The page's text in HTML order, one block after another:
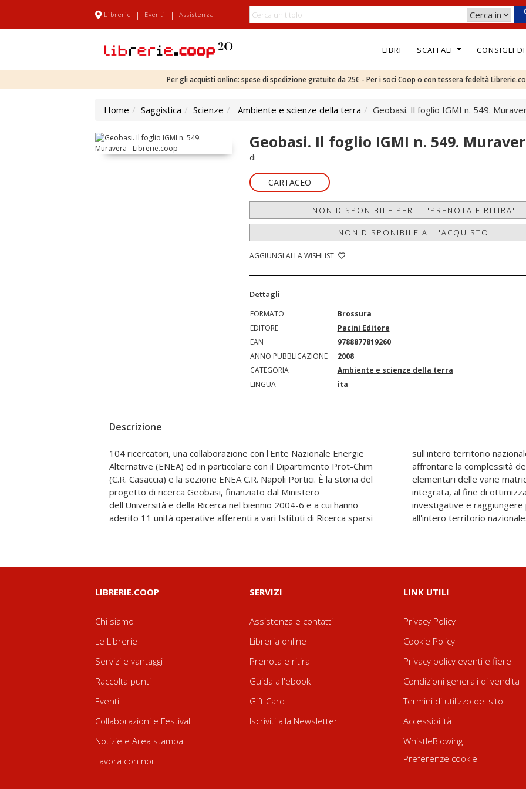
Librerie | Eventi | Assistenza
LIBRI SCAFFALI CONSIGLI
Per gli acquisti online: spese di spedizione gratuite da 25€ - Per i soci Coop o con tessera fedeltà
Home Saggistica Scienze Ambiente e scienze della terra Geobasi. Il foglio IGMI n. 549.
Geobasi. Il foglio IGMI n. 549.
di
CARTACEO
NON DISPONIBILE PER IL 'PRENOTA E RITIRA'
NON DISPONIBILE ALL'ACQUISTO
AGGIUNGI ALLA WISHLIST
Dettagli
FORMATO
Brossura
EDITORE
Pacini Editore
EAN
9788877819260
ANNO PUBBLICAZIONE
2008
CATEGORIA
Ambiente e scienze della terra
LINGUA
ita
Descrizione
104 ricercatori, una collaborazione con l'Ente Nazionale Energie
Alternative (ENEA) ed in particolare con il Dipartimento Prot-Chim
(C.R. Casaccia) e la sezione ENEA C.R. Napoli Portici. È la storia del
progetto di ricerca Geobasi, finanziato dal Ministero
dell'Università e della Ricerca nel biennio 2004-6 e a cui hanno
aderito 11 unità operative afferenti a vari Istituti di Ricerca sparsi
sull'intero territorio nazionale. Geobasi è stato concepito per
affrontare la complessità del significato delle composizioni
elementari delle varie matrici geologiche su base multidisciplinare
integrata, al fine di ottimizzare le sinergie delle varie procedure
investigative e raggiungere piattaforme interpretative estensibili
all'intero territorio
LIBRERIE.COOP
Chi siamo
Le Librerie
Servizi e vantaggi
Raccolta punti
Eventi
Collaborazioni e Festival
Notizie e Area stampa
Lavora con noi
SERVIZI
Assistenza e contatti
Libreria online
Prenota e ritira
Guida all'ebook
Gift Card
Iscriviti alla Newsletter
LINK UTILI
Privacy Policy
Cookie Policy
Privacy policy eventi e fiere
Condizioni generali di vendita
Termini di utilizzo del sito
Accessibilità
WhistleBlowing
Preferenze cookie